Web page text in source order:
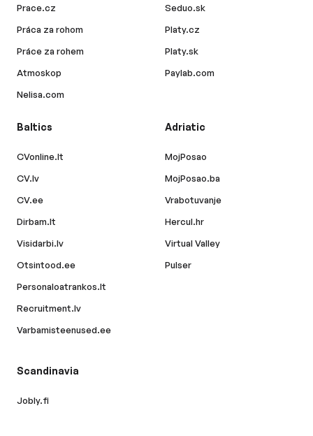
Prace.cz
Práca za rohom
Práce za rohem
Atmoskop
Nelisa.com
Seduo.sk
Platy.cz
Platy.sk
Paylab.com
Baltics
CVonline.lt
CV.lv
CV.ee
Dirbam.lt
Visidarbi.lv
Otsintood.ee
Personaloatrankos.lt
Recruitment.lv
Varbamisteenused.ee
Adriatic
MojPosao
MojPosao.ba
Vrabotuvanje
Hercul.hr
Virtual Valley
Pulser
Scandinavia
Jobly.fi